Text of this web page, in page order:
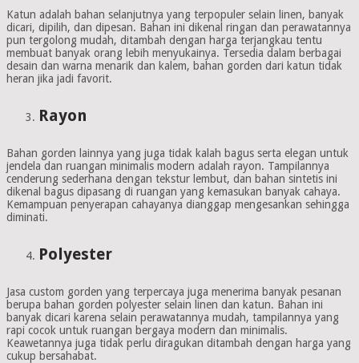
Katun adalah bahan selanjutnya yang terpopuler selain linen, banyak
dicari, dipilih, dan dipesan. Bahan ini dikenal ringan dan perawatannya
pun tergolong mudah, ditambah dengan harga terjangkau tentu
membuat banyak orang lebih menyukainya. Tersedia dalam berbagai
desain dan warna menarik dan kalem, bahan gorden dari katun tidak
heran jika jadi favorit.
Rayon
Bahan gorden lainnya yang juga tidak kalah bagus serta elegan untuk
jendela dan ruangan minimalis modern adalah rayon. Tampilannya
cenderung sederhana dengan tekstur lembut, dan bahan sintetis ini
dikenal bagus dipasang di ruangan yang kemasukan banyak cahaya.
Kemampuan penyerapan cahayanya dianggap mengesankan sehingga
diminati.
Polyester
Jasa custom gorden yang terpercaya juga menerima banyak pesanan
berupa bahan gorden polyester selain linen dan katun. Bahan ini
banyak dicari karena selain perawatannya mudah, tampilannya yang
rapi cocok untuk ruangan bergaya modern dan minimalis.
Keawetannya juga tidak perlu diragukan ditambah dengan harga yang
cukup bersahabat.